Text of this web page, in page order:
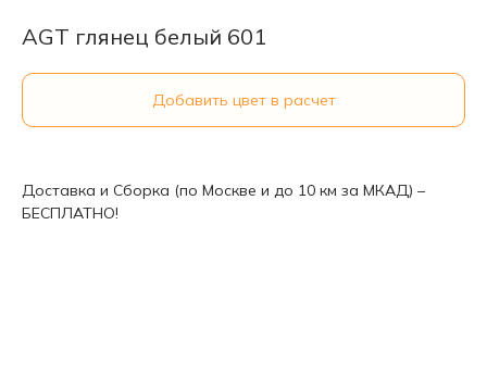
AGT глянец белый 601
Добавить цвет в расчет
Доставка и Сборка (по Москве и до 10 км за МКАД) –
БЕСПЛАТНО!